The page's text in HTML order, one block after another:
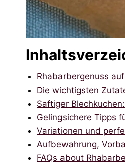
Rhabarbergenuss
Die wichtigsten
Saftiger
Geling­sichere Tipps
Variationen und
Aufbewahrung,
FAQs about